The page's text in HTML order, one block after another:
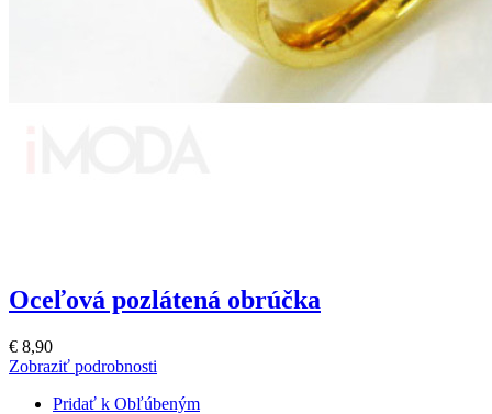
Oceľová pozlátená obrúčka
€ 8,90
Zobraziť podrobnosti
Pridať k Obľúbeným